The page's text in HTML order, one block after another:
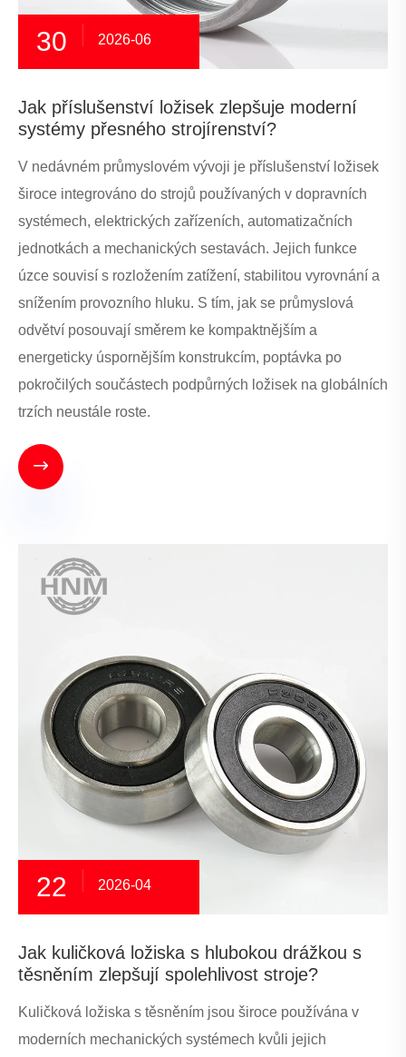
30 2026-06
Jak příslušenství ložisek zlepšuje moderní
systémy přesného strojírenství?
V nedávném průmyslovém vývoji je příslušenství ložisek
široce integrováno do strojů používaných v dopravních
systémech, elektrických zařízeních, automatizačních
jednotkách a mechanických sestavách. Jejich funkce
úzce souvisí s rozložením zatížení, stabilitou vyrovnání a
snížením provozního hluku. S tím, jak se průmyslová
odvětví posouvají směrem ke kompaktnějším a
energeticky úspornějším konstrukcím, poptávka po
pokročilých součástech podpůrných ložisek na globálních
trzích neustále roste.

22 2026-04
Jak kuličková ložiska s hlubokou drážkou s
těsněním zlepšují spolehlivost stroje?
Kuličková ložiska s těsněním jsou široce používána v
moderních mechanických systémech kvůli jejich